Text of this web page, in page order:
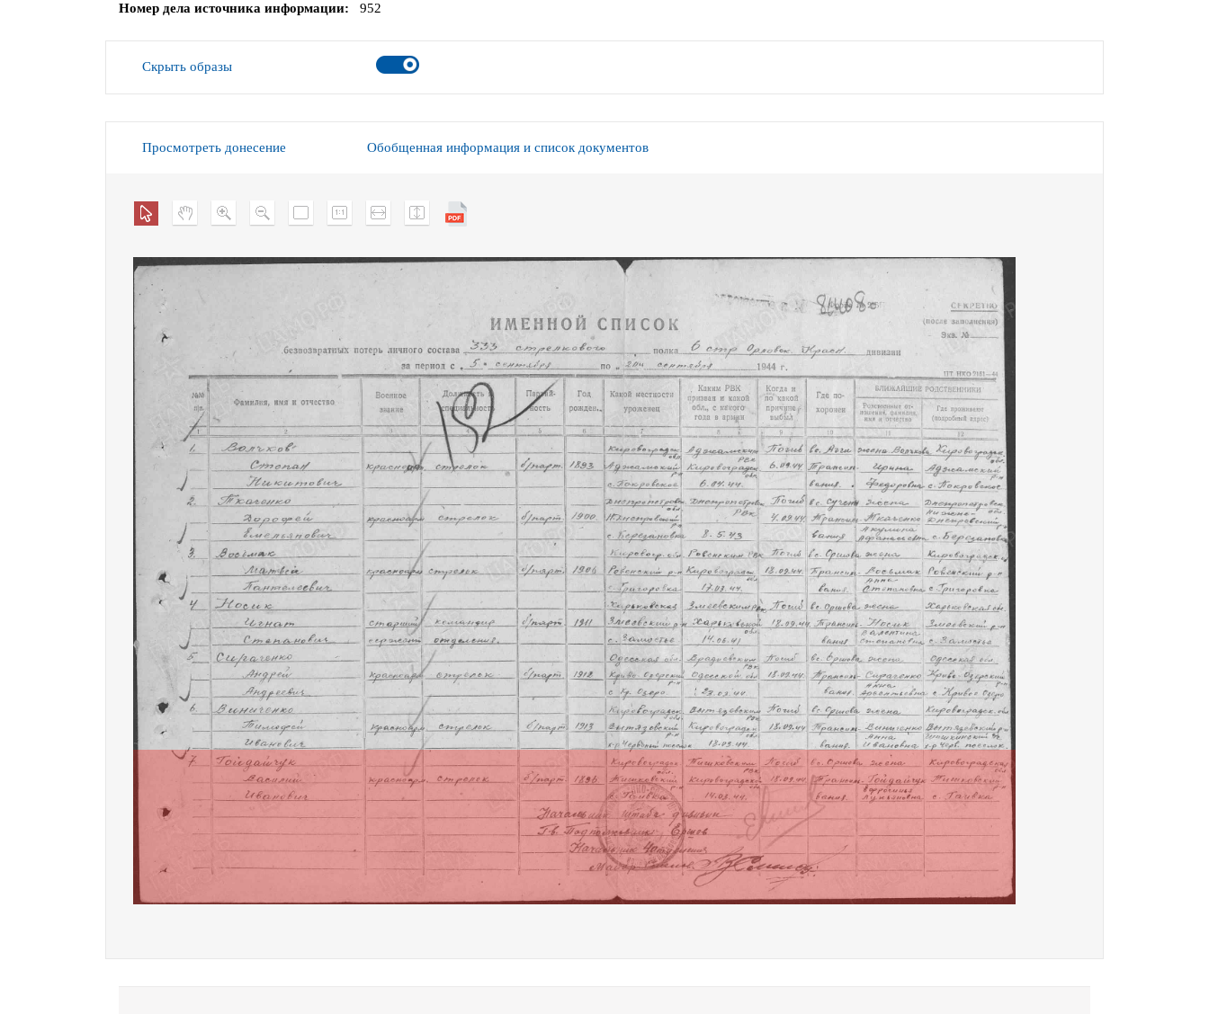
Номер дела источника информации
952
Скрыть образы
Просмотреть донесение Обобщенная информация и список документов